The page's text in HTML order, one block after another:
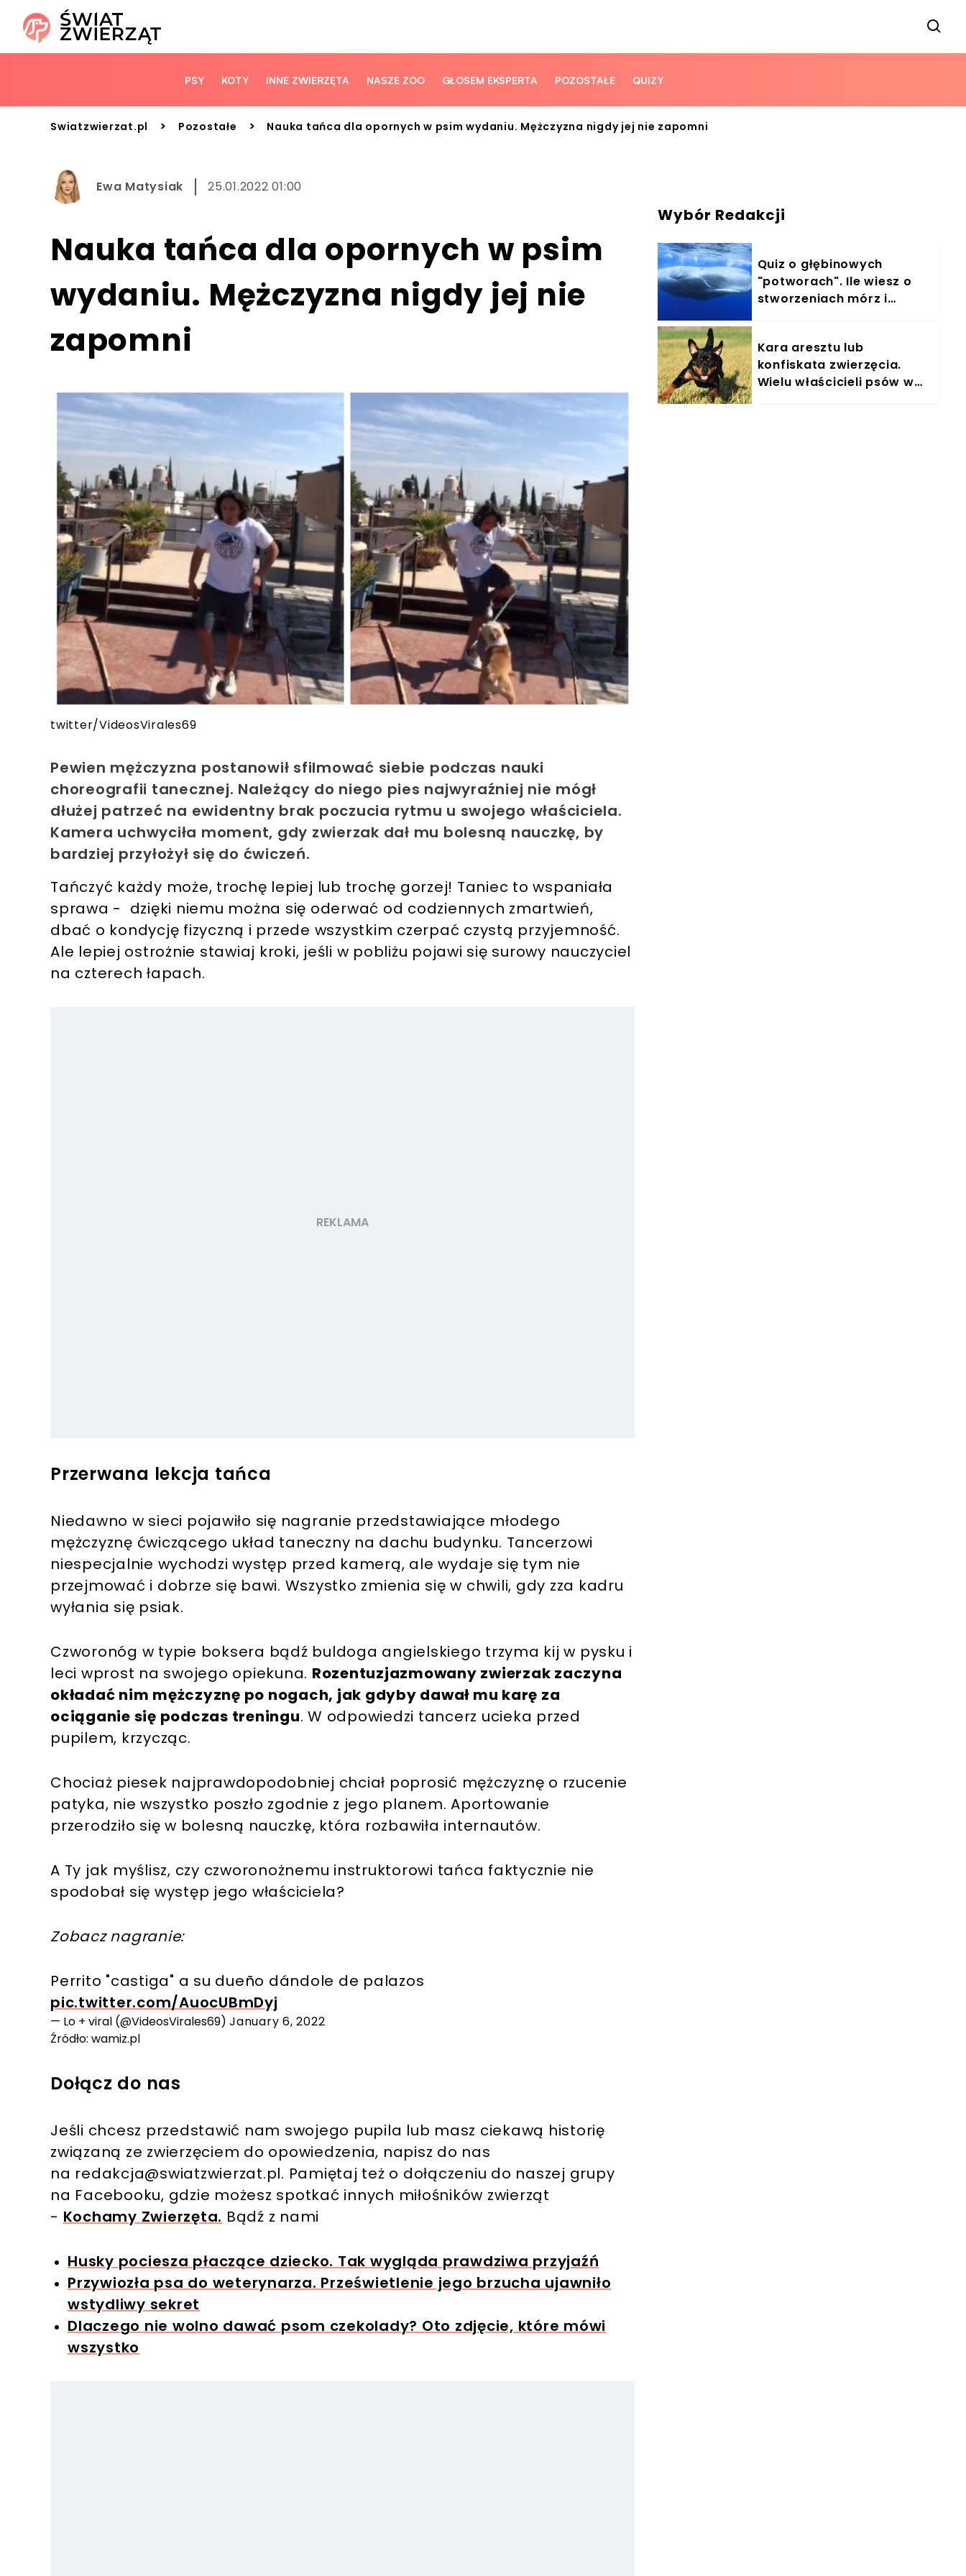
PSY KOTY INNE ZWIERZĘTA NASZE ZOO GŁOSEM EKSPERTA POZOSTAŁE QUIZY
Swiatzwierzat.pl > Pozostałe > Nauka tańca dla opornych w psim wydaniu. Mężczyzna nigdy jej nie zapomni
Ewa Matysiak 25.01.2022 01:00
Nauka tańca dla opornych w psim
wydaniu. Mężczyzna nigdy jej nie
zapomni
twitter/VideosVirales69
Pewien mężczyzna postanowił sfilmować siebie podczas nauki
choreografii tanecznej. Należący do niego pies najwyraźniej nie mógł
dłużej patrzeć na ewidentny brak poczucia rytmu u swojego właściciela.
Kamera uchwyciła moment, gdy zwierzak dał mu bolesną nauczkę, by
bardziej przyłożył się do ćwiczeń.
Tańczyć każdy może, trochę lepiej lub trochę gorzej! Taniec to wspaniała
sprawa - dzięki niemu można się oderwać od codziennych zmartwień,
dbać o kondycję fizyczną i przede wszystkim czerpać czystą przyjemność.
Ale lepiej ostrożnie stawiaj kroki, jeśli w pobliżu pojawi się surowy nauczyciel
na czterech łapach.
Przerwana lekcja tańca
Niedawno w sieci pojawiło się nagranie przedstawiające młodego
mężczyznę ćwiczącego układ taneczny na dachu budynku. Tancerzowi
niespecjalnie wychodzi występ przed kamerą, ale wydaje się tym nie
przejmować i dobrze się bawi. Wszystko zmienia się w chwili, gdy zza kadru
wyłania się psiak.
Czworonóg w typie boksera bądź buldoga angielskiego trzyma kij w pysku i
leci wprost na swojego opiekuna. Rozentuzjazmowany zwierzak zaczyna
okładać nim mężczyznę po nogach, jak gdyby dawał mu karę za
ociąganie się podczas treningu. W odpowiedzi tancerz ucieka przed
pupilem, krzycząc.
Chociaż piesek najprawdopodobniej chciał poprosić mężczyznę o rzucenie
patyka, nie wszystko poszło zgodnie z jego planem. Aportowanie
przerodziło się w bolesną nauczkę, która rozbawiła internautów.
A Ty jak myślisz, czy czworonożnemu instruktorowi tańca faktycznie nie
spodobał się występ jego właściciela?
Zobacz nagranie:
Perrito "castiga" a su dueño dándole de palazos
pic.twitter.com/AuocUBmDyj
— Lo + viral (@VideosVirales69) January 6, 2022
Źródło: wamiz.pl
Dołącz do nas
Jeśli chcesz przedstawić nam swojego pupila lub masz ciekawą historię
związaną ze zwierzęciem do opowiedzenia, napisz do nas
na redakcja@swiatzwierzat.pl. Pamiętaj też o dołączeniu do naszej grupy
na Facebooku, gdzie możesz spotkać innych miłośników zwierząt
- Kochamy Zwierzęta. Bądź z nami
Husky pociesza płaczące dziecko. Tak wygląda prawdziwa przyjaźń
Przywiozła psa do weterynarza. Prześwietlenie jego brzucha ujawniło
wstydliwy sekret
Dlaczego nie wolno dawać psom czekolady? Oto zdjęcie, które mówi
wszystko
Wybór Redakcji
Quiz o głębinowych
"potworach". Ile wiesz o
stworzeniach mórz i
Kara aresztu lub
konfiskata zwierzęcia.
Wielu właścicieli psów w